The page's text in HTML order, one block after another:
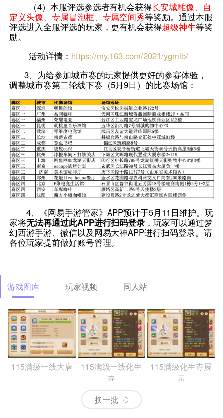
（4）本服评选参选者有机会获得长安城雕像、自
定义头像、专属冒泡框、专属空间秀等奖励。通过本服
评选进入全服评选的玩家，更有机会获得超级神牛等奖
励。
活动详情： https://my.163.com/2021/ygmlb/
3、为给参加城市赛的玩家提供更好的参赛体验，
调整城市赛第二轮线下赛（5月9日）的比赛场馆：
4、《网易手游管家》APP预计于5月11日维护。玩
家将无法再通过此APP进行扫码登录 ，玩家可以通过梦
幻西游手游、微信以及网易大神APP进行扫码登录。请
各位玩家提前做好账号管理。
游戏图库 玩家视频 同人站
115满级一线大唐
115满级一线化生
寺
115满级化生寺展
示
换一批